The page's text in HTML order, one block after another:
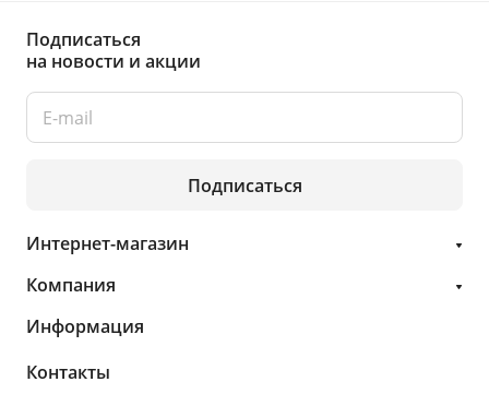
Подписаться
на новости и акции
Подписаться
Интернет-магазин
Компания
Информация
Контакты